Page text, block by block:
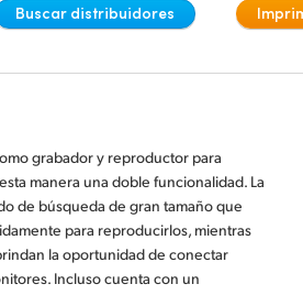
Buscar distribuidores
grabador y reproductor para
manera una doble funcionalidad. La
de búsqueda de gran tamaño que
para reproducirlos, mientras
la oportunidad de conectar
Incluso cuenta con un